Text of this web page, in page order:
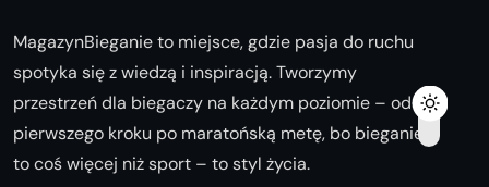
MagazynBieganie to miejsce, gdzie pasja do ruchu
spotyka się z wiedzą i inspiracją. Tworzymy
przestrzeń dla biegaczy na każdym poziomie – od
pierwszego kroku po maratońską metę, bo bieganie
to coś więcej niż sport – to styl życia.